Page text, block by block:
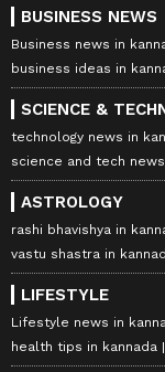
BUSINESS NEWS
Business news in
business ideas in
SCIENCE &
technology news in
science and tech news
ASTROLOGY
rashi bhavishya in
vastu shastra in
LIFESTYLE
Lifestyle news in
health tips in kannada